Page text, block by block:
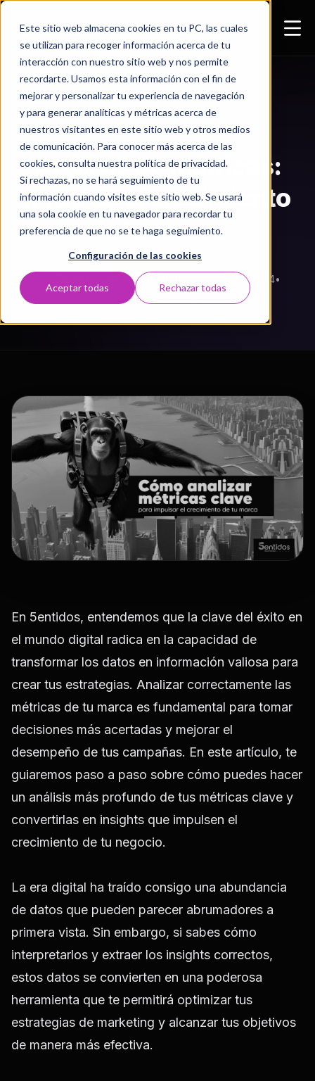
Este sitio web almacena cookies en tu PC, las cuales
se utilizan para recoger información acerca de tu
interacción con nuestro sitio web y nos permite
recordarte. Usamos esta información con el fin de
mejorar y personalizar tu experiencia de navegación
y para generar analíticas y métricas acerca de
nuestros visitantes en este sitio web y otros medios
de comunicación. Para conocer más acerca de las
cookies, consulta nuestra política de privacidad.
Si rechazas, no se hará seguimiento de tu
información cuando visites este sitio web. Se usará
una sola cookie en tu navegador para recordar tu
preferencia de que no se te haga seguimiento.
Configuración de las cookies
Aceptar todas Rechazar todas
Análisis de métricas:
Impulsa el crecimiento
de tu marca
5entidos Agencia Digital 28 noviembre 2024•
4 min de lectura
En 5entidos, entendemos que la clave del éxito en
el mundo digital radica en la capacidad de
transformar los datos en información valiosa para
crear tus estrategias. Analizar correctamente las
métricas de tu marca es fundamental para tomar
decisiones más acertadas y mejorar el
desempeño de tus campañas. En este artículo, te
guiaremos paso a paso sobre cómo puedes hacer
un análisis más profundo de tus métricas clave y
convertirlas en insights que impulsen el
crecimiento de tu negocio.
La era digital ha traído consigo una abundancia
de datos que pueden parecer abrumadores a
primera vista. Sin embargo, si sabes cómo
interpretarlos y extraer los insights correctos,
estos datos se convierten en una poderosa
herramienta que te permitirá optimizar tus
estrategias de marketing y alcanzar tus objetivos
de manera más efectiva.